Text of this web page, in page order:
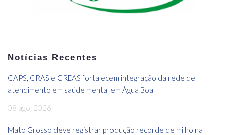
Notícias Recentes
CAPS, CRAS e CREAS fortalecem integração da rede de
atendimento em saúde mental em Água Boa
08 ago, 2026
Mato Grosso deve registrar produção recorde de milho na